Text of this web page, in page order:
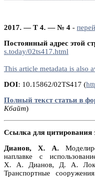
2017. — Т 4. — № 4 -
Постоянный адрес этой
s.today/02ts417.html
This article metadata is also
DOI: 10.15862/02TS417 (
Полный текст статьи в
Кбайт)
Ссылка для цитирования
Дианов, Х. А.
наплавке с
Х. А. Дианов, Д. А.
Транспортные